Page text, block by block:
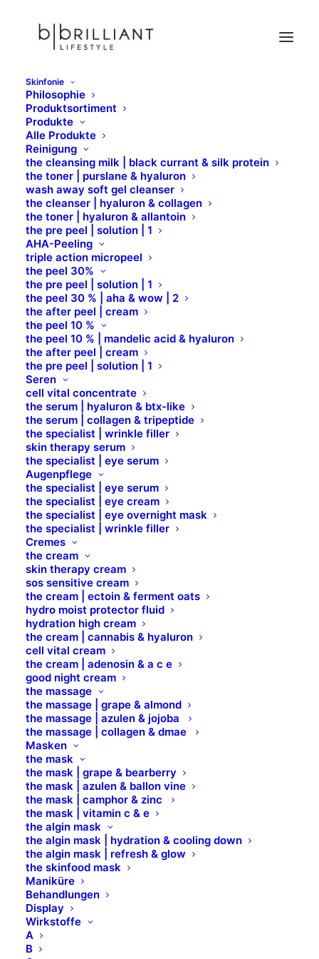
Skinfonie
Philosophie
Produktsortiment
Produkte
Alle Produkte
Reinigung
the cleansing milk | black currant & silk protein
the toner | purslane & hyaluron
wash away soft gel cleanser
the cleanser | hyaluron & collagen
the toner | hyaluron & allantoin
the pre peel | solution | 1
AHA-Peeling
triple action micropeel
the peel 30%
the pre peel | solution | 1
the peel 30 % | aha & wow | 2
the after peel | cream
the peel 10 %
the peel 10 % | mandelic acid & hyaluron
the after peel | cream
the pre peel | solution | 1
Seren
cell vital concentrate
the serum | hyaluron & btx-like
the serum | collagen & tripeptide
the specialist | wrinkle filler
skin therapy serum
the specialist | eye serum
Augenpflege
the specialist | eye serum
the specialist | eye cream
the specialist | eye overnight mask
the specialist | wrinkle filler
Cremes
the cream
skin therapy cream
sos sensitive cream
the cream | ectoin & ferment oats
hydro moist protector fluid
hydration high cream
the cream | cannabis & hyaluron
cell vital cream
the cream | adenosin & a c e
good night cream
the massage
the massage | grape & almond
the massage | azulen & jojoba
the massage | collagen & dmae
Masken
the mask
the mask | grape & bearberry
the mask | azulen & ballon vine
the mask | camphor & zinc
the mask | vitamin c & e
the algin mask
the algin mask | hydration & cooling down
the algin mask | refresh & glow
the skinfood mask
Maniküre
Behandlungen
Display
Wirkstoffe
A
B
Stick Concealer Bio
Home
Stick Concealer BIO
ZERTIFIZIERTE NATURKOSMETIK
BIO, VEGAN & „PETA Approved Global Animal Test
Policy“
100 % INHALTSSTOFFE NATÜRLICHEN
URSPRUNGS
FREI VON PARABENEN, SILIKONEN, MINERALÖL,
PETROLATUM & PARFÜM
HYPOALLERGEN
Der Stick Concealer Bio besitzt eine cremige,
weiche und multi-sensorische Textur und ist extrem
angenehm auf der Haut. Er ermöglicht ein schnelles
und einfaches Auftragen, bei einer aufbaubaren
mittleren bis hohen Deckkraft mit einem natürlichen
matten Finish. Er deckt perfekt Unreinheiten,
Schwellungen und Augenschatten ab. Angereichert
mit einem Cocktail aus beruhigenden, nährenden
und feuchtigkeitsspendenden natürlichen